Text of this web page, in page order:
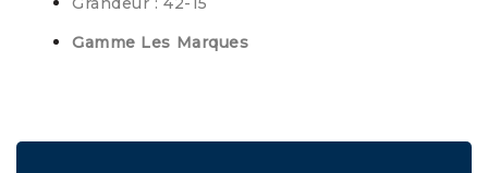
Gamme Les Marques